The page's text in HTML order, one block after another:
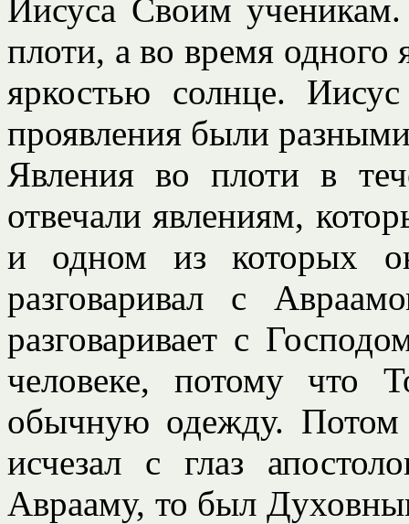
Иисуса Своим
плоти, а во время одного
яркостью солнце.
проявления были
Явления во плоти в
отвечали явлениям,
и одном из которых
разговаривал с
разговаривает с
человеке, потому что
обычную одежду. Потом
исчезал с глаз
Аврааму, то был